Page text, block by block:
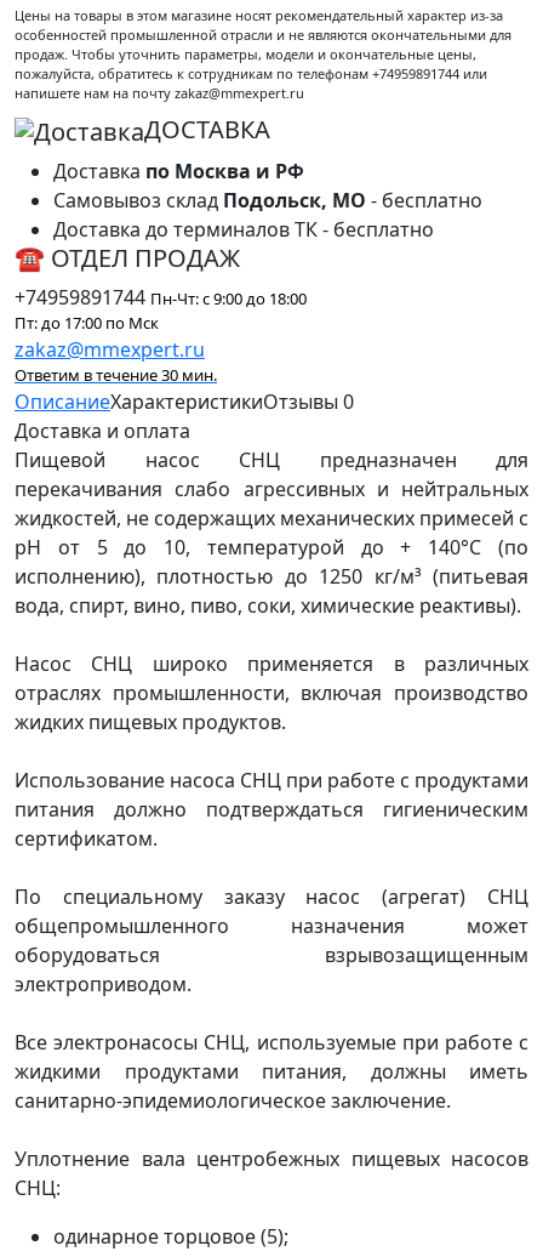
Цены на товары в этом магазине носят рекомендательный характер из-за
особенностей промышленной отрасли и не являются окончательными для
продаж. Чтобы уточнить параметры, модели и окончательные цены,
пожалуйста, обратитесь к сотрудникам по телефонам +74959891744 или
напишете нам на почту zakaz@mmexpert.ru
ДОСТАВКА
Доставка по Москва и РФ
Самовывоз склад Подольск, МО - бесплатно
Доставка до терминалов ТК - бесплатно
☎ ОТДЕЛ ПРОДАЖ
+74959891744 Пн-Чт: с 9:00 до 18:00
Пт: до 17:00 по Мск
zakaz@mmexpert.ru
Ответим в течение 30 мин.
ОписаниеХарактеристикиОтзывы 0
Доставка и оплата
Пищевой насос СНЦ предназначен для
перекачивания слабо агрессивных и нейтральных
жидкостей, не содержащих механических примесей с
рН от 5 до 10, температурой до + 140°C (по
исполнению), плотностью до 1250 кг/м³ (питьевая
вода, спирт, вино, пиво, соки, химические реактивы).
Насос СНЦ широко применяется в различных
отраслях промышленности, включая производство
жидких пищевых продуктов.
Использование насоса СНЦ при работе с продуктами
питания должно подтверждаться гигиеническим
сертификатом.
По специальному заказу насос (агрегат) СНЦ
общепромышленного назначения может
оборудоваться взрывозащищенным
электроприводом.
Все электронасосы СНЦ, используемые при работе с
жидкими продуктами питания, должны иметь
санитарно-эпидемиологическое заключение.
Уплотнение вала центробежных пищевых насосов
СНЦ:
одинарное торцовое (5);